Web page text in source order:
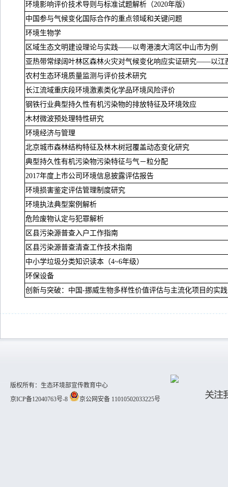
环境影响评价技术导则与标准试题解析（2020年版）
中国参与气候变化国际合作的重点领域和关键问题
环境生物学
区域生态文明建设理论与实践——以粤港澳大湾区中山市为例
亚热带常绿阔叶林区森林火灾对气候变化响应实证研究——以江
农村生态环境质量监测与评价技术研究
长江流域重庆段环境激素类化学品环境风险评价
钢铁行业典型持久性有机污染物的排放特征及环境效应
木材微波预处理特性研究
环境经济与管理
北京城市森林结构特征及林木树冠覆盖动态变化研究
典型持久性有机污染物污染特征与气－粒分配
2017年度上市公司环境信息披露评估报告
环境损害鉴定评估管理制度研究
环境执法典型案例解析
危险废物认定与犯罪解析
区县污染源普查入户工作指南
区县污染源普查清查工作技术指南
中小学垃圾分类知识读本（4~6年级）
环保设备
创新与突破：中国 -挪威生物多样性价值评估与主流化项目的实践
版权所有：生态环境部宣传教育中心
京ICP备12040763号-8
京公网安备 11010502033225号